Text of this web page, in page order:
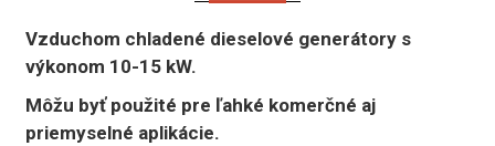
Vzduchom chladené dieselové generátory s
výkonom 10-15 kW.
Môžu byť použité pre ľahké komerčné aj
priemyselné aplikácie.